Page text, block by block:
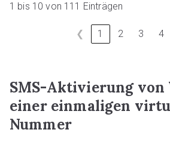
1 bis 10 von 111 Einträgen
❮ 1 2 3 4
SMS-Aktivierung
einer einmaligen
Nummer